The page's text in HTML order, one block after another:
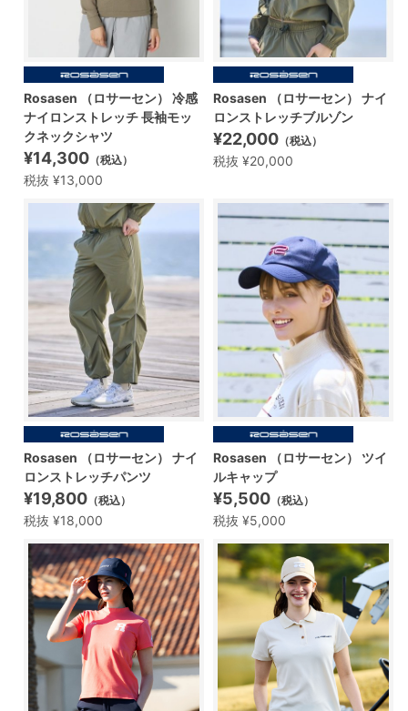
Rosasen （ロサーセン） 冷感
ナイロンストレッチ 長袖モッ
クネックシャツ
¥14,300 （税込）
税抜 ¥13,000
Rosasen （ロサーセン） ナイ
ロンストレッチブルゾン
¥22,000 （税込）
税抜 ¥20,000
Rosasen （ロサーセン） ナイ
ロンストレッチパンツ
¥19,800 （税込）
税抜 ¥18,000
Rosasen （ロサーセン） ツイ
ルキャップ
¥5,500 （税込）
税抜 ¥5,000